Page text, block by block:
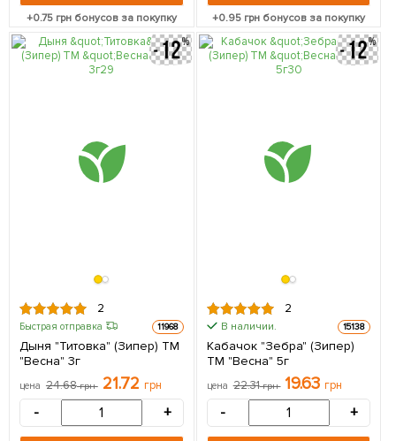
+0.75 грн бонусов за покупку +0.95 грн бонусов за покупку
2
Быстрая отправка 11968
Дыня "Титовка" (Зипер) ТМ
"Весна" 3г
цена 24.68грн 21.72 грн
- +
2
В наличии. 15138
Кабачок "Зебра" (Зипер)
ТМ "Весна" 5г
цена 22.31грн 19.63 грн
- +